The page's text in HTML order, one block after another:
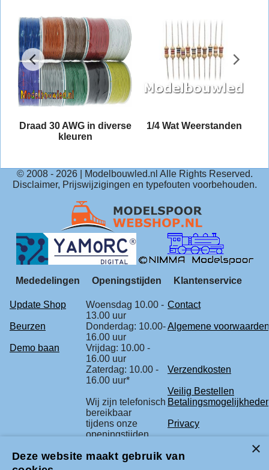
Draad 30 AWG in diverse
kleuren
1/4 Wat Weerstanden
© 2008 - 2026| Modelbouwled.nl Alle Rights Reserved.
Disclaimer, Prijswijzigingen en typefouten voorbehouden.
Mededelingen Openingstijden Klantenservice
Update Shop
Woensdag 10.00 -
13.00 uur
Contact
Beurzen
Donderdag: 10.00-
16.00 uur
Algemene voorwaarden
Demo baan
Vrijdag: 10.00 -
16.00 uur
Zaterdag: 10.00 -
16.00 uur*
Verzendkosten
Veilig Bestellen
Wij zijn telefonisch
bereikbaar
tijdens onze
openingstijden.
Privacy
* check voor de
Klachtenregeling
Deze website maakt gebruik van